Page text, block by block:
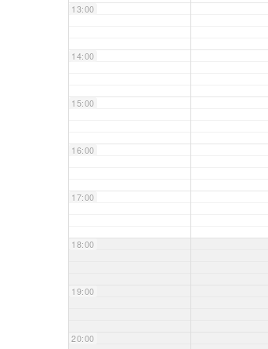
13:00
14:00
15:00
16:00
17:00
18:00
19:00
20:00